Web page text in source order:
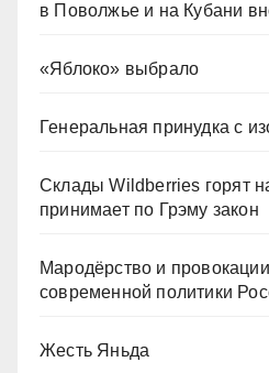
в Поволжье и на Кубани
«Яблоко» выбрало
Генеральная принудка с
Склады Wildberries горят
принимает по Грэму закон
Мародёрство и
современной политики
Жесть Яньда